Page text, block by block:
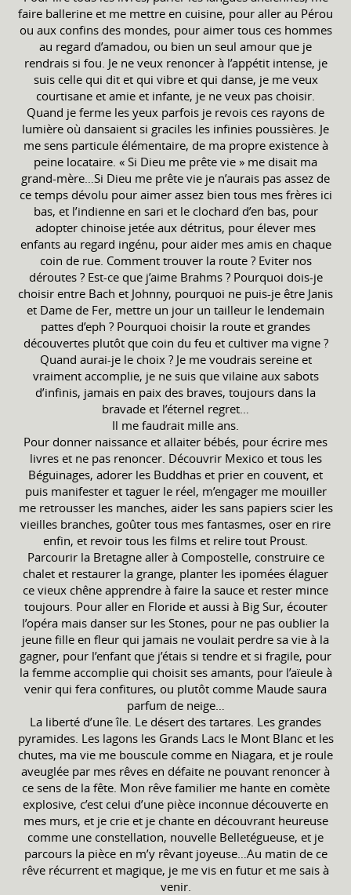
faire ballerine et me mettre en cuisine, pour aller au Pérou
ou aux confins des mondes, pour aimer tous ces hommes
au regard d’amadou, ou bien un seul amour que je
rendrais si fou. Je ne veux renoncer à l’appétit intense, je
suis celle qui dit et qui vibre et qui danse, je me veux
courtisane et amie et infante, je ne veux pas choisir.
Quand je ferme les yeux parfois je revois ces rayons de
lumière où dansaient si graciles les infinies poussières. Je
me sens particule élémentaire, de ma propre existence à
peine locataire. « Si Dieu me prête vie » me disait ma
grand-mère…Si Dieu me prête vie je n’aurais pas assez de
ce temps dévolu pour aimer assez bien tous mes frères ici
bas, et l’indienne en sari et le clochard d’en bas, pour
adopter chinoise jetée aux détritus, pour élever mes
enfants au regard ingénu, pour aider mes amis en chaque
coin de rue. Comment trouver la route ? Eviter nos
déroutes ? Est-ce que j’aime Brahms ? Pourquoi dois-je
choisir entre Bach et Johnny, pourquoi ne puis-je être Janis
et Dame de Fer, mettre un jour un tailleur le lendemain
pattes d’eph ? Pourquoi choisir la route et grandes
découvertes plutôt que coin du feu et cultiver ma vigne ?
Quand aurai-je le choix ? Je me voudrais sereine et
vraiment accomplie, je ne suis que vilaine aux sabots
d’infinis, jamais en paix des braves, toujours dans la
bravade et l’éternel regret…
Il me faudrait mille ans.
Pour donner naissance et allaiter bébés, pour écrire mes
livres et ne pas renoncer. Découvrir Mexico et tous les
Béguinages, adorer les Buddhas et prier en couvent, et
puis manifester et taguer le réel, m’engager me mouiller
me retrousser les manches, aider les sans papiers scier les
vieilles branches, goûter tous mes fantasmes, oser en rire
enfin, et revoir tous les films et relire tout Proust.
Parcourir la Bretagne aller à Compostelle, construire ce
chalet et restaurer la grange, planter les ipomées élaguer
ce vieux chêne apprendre à faire la sauce et rester mince
toujours. Pour aller en Floride et aussi à Big Sur, écouter
l’opéra mais danser sur les Stones, pour ne pas oublier la
jeune fille en fleur qui jamais ne voulait perdre sa vie à la
gagner, pour l’enfant que j’étais si tendre et si fragile, pour
la femme accomplie qui choisit ses amants, pour l’aïeule à
venir qui fera confitures, ou plutôt comme Maude saura
parfum de neige…
La liberté d’une île. Le désert des tartares. Les grandes
pyramides. Les lagons les Grands Lacs le Mont Blanc et les
chutes, ma vie me bouscule comme en Niagara, et je roule
aveuglée par mes rêves en défaite ne pouvant renoncer à
ce sens de la fête. Mon rêve familier me hante en comète
explosive, c’est celui d’une pièce inconnue découverte en
mes murs, et je crie et je chante en découvrant heureuse
comme une constellation, nouvelle Belletégueuse, et je
parcours la pièce en m’y rêvant joyeuse…Au matin de ce
rêve récurrent et magique, je me vis en futur et me sais à
venir.